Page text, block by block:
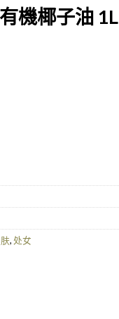
機椰子油 1L
Oil 1L量
,处女